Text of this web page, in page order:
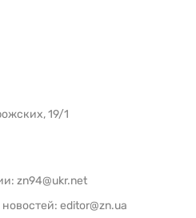
19/1
zn94@ukr.net
editor@zn.ua